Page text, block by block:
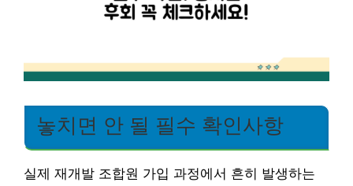
놓치면 안 될 필수 확인사항
실제 재개발 조합원 가입 과정에서 흔히 발생하는